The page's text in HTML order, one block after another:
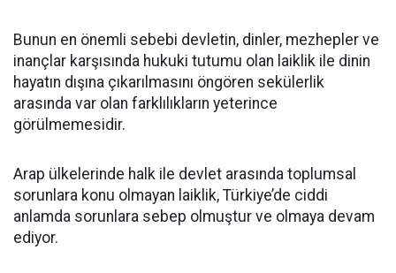
Bunun en önemli sebebi devletin, dinler, mezhepler ve
inançlar karşısında hukuki tutumu olan laiklik ile dinin
hayatın dışına çıkarılmasını öngören sekülerlik
arasında var olan farklılıkların yeterince
görülmemesidir.
Arap ülkelerinde halk ile devlet arasında toplumsal
sorunlara konu olmayan laiklik, Türkiye’de ciddi
anlamda sorunlara sebep olmuştur ve olmaya devam
ediyor.